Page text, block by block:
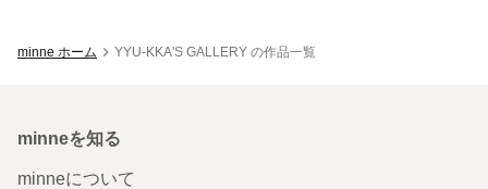
minne ホーム YYU-KKA'S GALLERY の作品一覧
minneを知る
minneについて